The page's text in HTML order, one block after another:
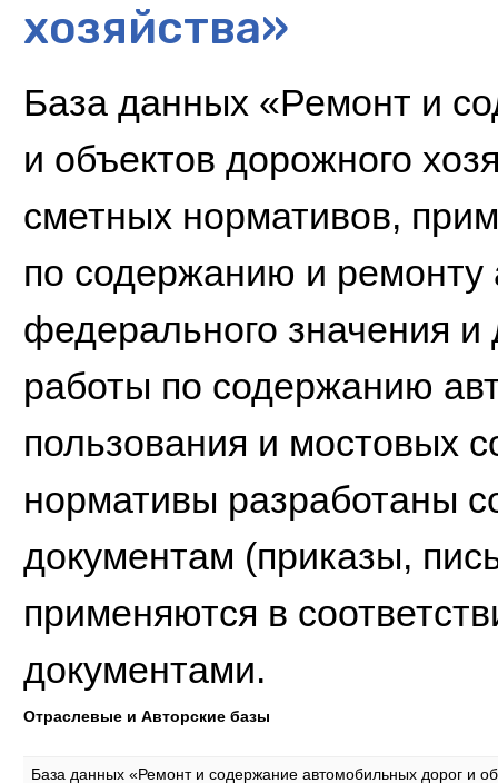
хозяйства»
База данных «Ремонт и
и объектов дорожного
сметных нормативов,
по содержанию и ремонту
федерального значения
работы по содержанию
пользования и мостовых
нормативы разработаны
документам (приказы,
применяются в
документами.
Отраслевые и Авторские базы
База данных «Ремонт и содержание автомобильных дорог и